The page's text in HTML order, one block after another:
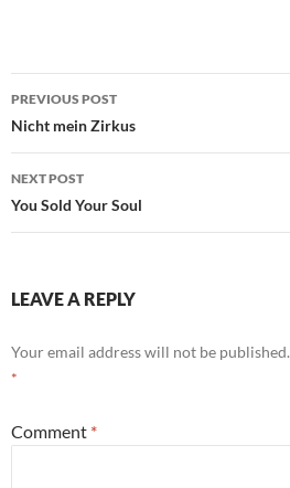
Post
navigation
PREVIOUS POST
Nicht mein Zirkus
NEXT POST
You Sold Your Soul
LEAVE A REPLY
Your email address will not be published.
*
Comment *